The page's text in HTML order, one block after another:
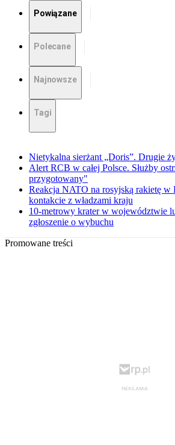
Powiązane
Polecane
Najnowsze
Tagi
Nietykalna sierżant „Doris”. Drugie
Alert RCB w całej Polsce. Służby
przygotowany"
Reakcja NATO na rosyjską rakietę w
kontakcie z władzami kraju
10-metrowy krater w województwie
zgłoszenie o wybuchu
Promowane treści